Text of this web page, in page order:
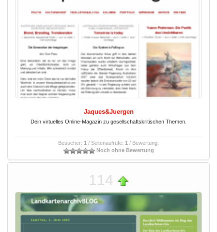
Jaques&Juergen
Dein virtuelles Online-Magazin zu gesellschaftskritischen Themen.
Besucher: 1 / Seitenaufrufe: 1 / Bewertung:
Noch ohne Bewertung
114